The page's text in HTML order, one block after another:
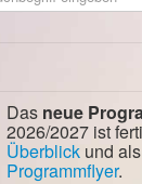
Das neue
2026/2027 ist
Überblick und
Programmflyer.